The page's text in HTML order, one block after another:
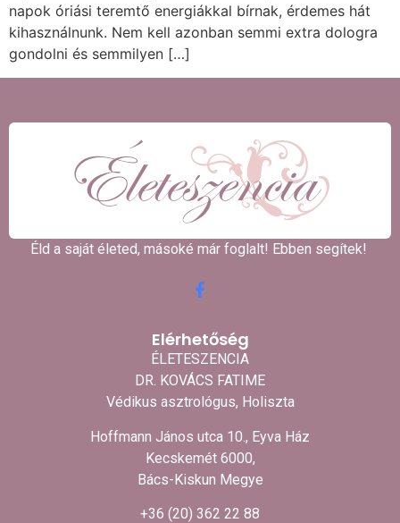
napok óriási teremtő energiákkal bírnak, érdemes hát
kihasználnunk. Nem kell azonban semmi extra dologra
gondolni és semmilyen […]
Éld a saját életed, másoké már foglalt! Ebben segítek! ​
Elérhetőség
ÉLETESZENCIA
DR. KOVÁCS FATIME
Védikus asztrológus, Holiszta
Hoffmann János utca 10., Eyva Ház
Kecskemét 6000,
Bács-Kiskun Megye
+36 (20) 362 22 88